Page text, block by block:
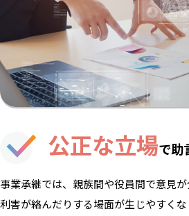
公正な立場で助
事業承継では、親族間や役員間で意見
利害が絡んだりする場面が生じやすく